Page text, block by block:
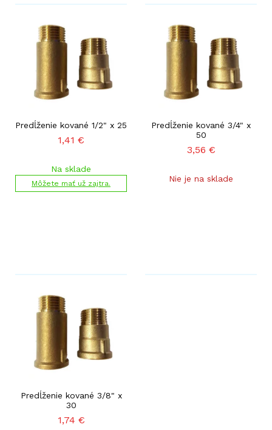
Predĺženie kované 1/2" x 25
1,41 €
Na sklade
Môžete mať už zajtra.
Predĺženie kované 3/4" x
50
3,56 €
Nie je na sklade
Predĺženie kované 3/8" x
30
1,74 €